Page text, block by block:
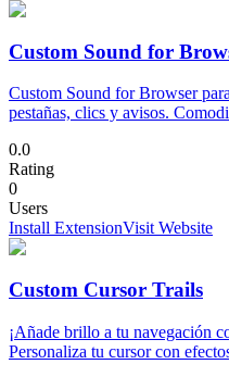
Custom Sound for
Custom Sound for Browser
pestañas, clics y avisos.
0.0
Rating
0
Users
Install ExtensionVisit Website
Custom Cursor Trails
¡Añade brillo a tu navegación
Personaliza tu cursor con